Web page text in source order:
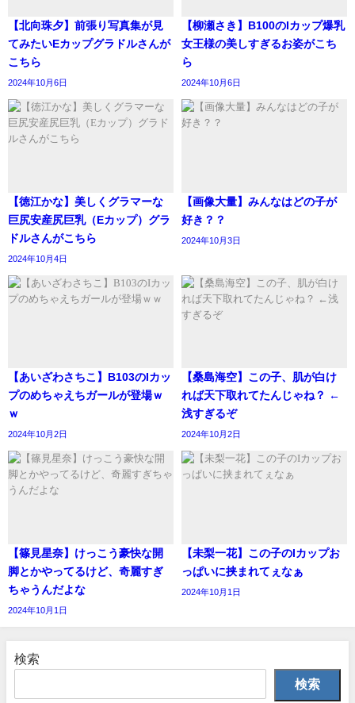
【北向珠夕】前張り写真集が見
てみたいEカップグラドルさんが
こちら
2024年10月6日
【柳瀬さき】B100のIカップ爆乳
女王様の美しすぎるお姿がこち
ら
2024年10月6日
【徳江かな】美しくグラマーな
巨尻安産尻巨乳（Eカップ）グラ
ドルさんがこちら
2024年10月4日
【画像大量】みんなはどの子が
好き？？
2024年10月3日
【あいざわさちこ】B103のIカッ
プのめちゃえちガールが登場ｗ
ｗ
2024年10月2日
【桑島海空】この子、肌が白け
れば天下取れてたんじゃね？ ←
浅すぎるぞ
2024年10月2日
【篠見星奈】けっこう豪快な開
脚とかやってるけど、奇麗すぎ
ちゃうんだよな
2024年10月1日
【未梨一花】この子のIカップお
っぱいに挟まれてぇなぁ
2024年10月1日
検索
検索